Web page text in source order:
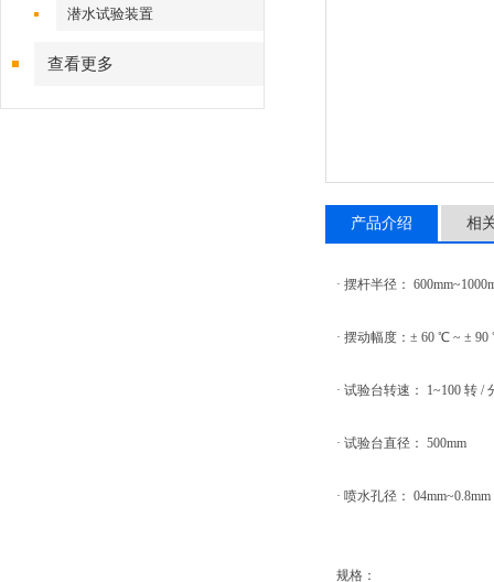
潜水试验装置
查看更多
产品介绍 相
· 摆杆半径：
· 摆动幅度：± 60 ℃ ~ ±
· 试验台转速： 1~100 转 /
· 试验台直径： 500mm
· 喷水孔径： 04mm~0.8mm
规格：